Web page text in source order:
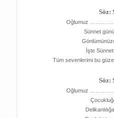
Söz:
Oğlumuz
Sünnet
İşte
Tüm sevenlerimi bu
Söz:
Oğlumuz